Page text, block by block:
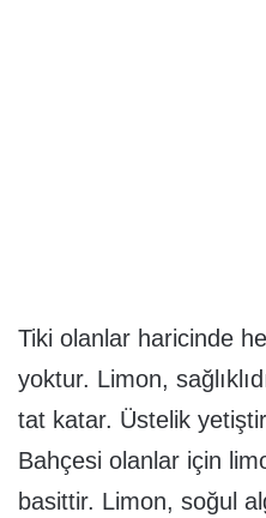
Tiki olanlar haricinde
yoktur. Limon,
tat katar. Üstelik
Bahçesi olanlar için
basittir. Limon, soğul